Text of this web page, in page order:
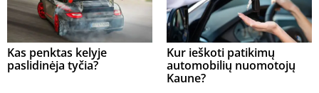
Kas penktas kelyje
paslidinėja tyčia?
Kur ieškoti patikimų
automobilių nuomotojų
Kaune?